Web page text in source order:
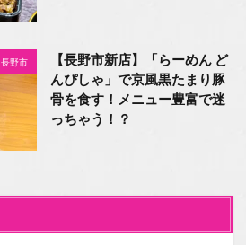
長野市
【長野市新店】「らーめん ど
んぴしゃ」で京風黒たまり豚
骨を食す！メニュー豊富で迷
っちゃう！？